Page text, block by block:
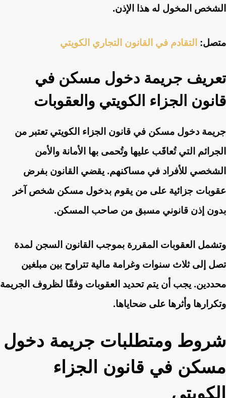
الشخص المخول له هذا الإذن.
متصل: التقادم في القانون التجاري الكويتي
تعريف جريمة دخول مسكن في
قانون الجزاء الكويتي والعقوبات
جريمة دخول مسكن في قانون الجزاء الكويتي تعتبر من
الجرائم التي تُعاقَب عليها وتُحمى بها الأمانة والأمن
الشخصي للأفراد في مساكنهم. يقضي القانون بفرض
عقوبات جزائية على من يقوم بدخول مسكن شخص آخر
بدون إذن قانوني مسبق من صاحب المسكن.
وتشمل العقوبات المقررة بموجب القانون السجن لمدة
تصل إلى ثلاث سنوات وغرامة مالية تتراوح بين مبلغين
محددين. يجب أن يتم تحديد العقوبات وفقًا لظروف الجريمة
وتكرارها وأثرها على ضحاياها.
شروط ومتطلبات جريمة دخول
مسكن في قانون الجزاء
الكويتي